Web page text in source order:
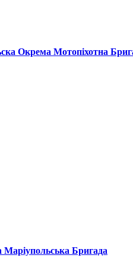
Окрема Мотопіхотна
Бригада